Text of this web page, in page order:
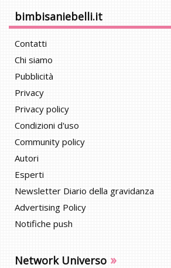
bimbisaniebelli.it
Contatti
Chi siamo
Pubblicità
Privacy
Privacy policy
Condizioni d'uso
Community policy
Autori
Esperti
Newsletter Diario della gravidanza
Advertising Policy
Notifiche push
Network Universo »